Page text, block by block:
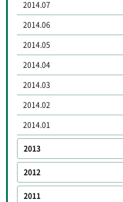
2014.07
2014.06
2014.05
2014.04
2014.03
2014.02
2014.01
2013
2012
2011